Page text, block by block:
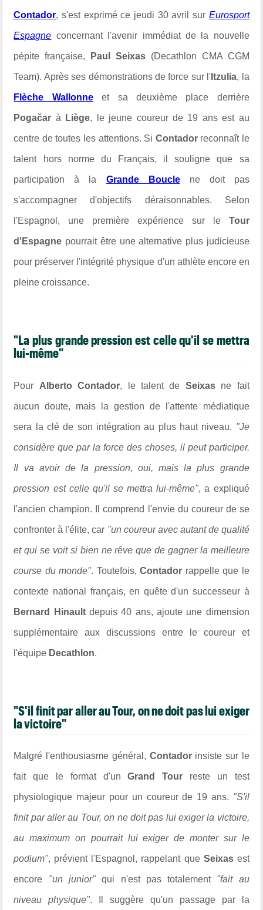
Contador, s'est exprimé ce jeudi 30 avril sur Eurosport
Espagne concernant l'avenir immédiat de la nouvelle
pépite française, Paul Seixas (Decathlon CMA CGM
Team). Après ses démonstrations de force sur l' Itzulia, la
Flèche Wallonneet sa deuxième place derrière
Pogačar à Liège, le jeune coureur de 19 ans est au
centre de toutes les attentions. Si Contador reconnaît le
talent hors norme du Français, il souligne que sa
participation à la Grande Bouclene doit pas
s'accompagner d'objectifs déraisonnables. Selon
l'Espagnol, une première expérience sur le Tour
d'Espagne pourrait être une alternative plus judicieuse
pour préserver l'intégrité physique d'un athlète encore en
pleine croissance.
"La plus grande pression est celle qu'il se mettra
lui-même"
Pour Alberto Contador, le talent de Seixas ne fait
aucun doute, mais la gestion de l'attente médiatique
sera la clé de son intégration au plus haut niveau. "Je
considère que par la force des choses, il peut participer.
Il va avoir de la pression, oui, mais la plus grande
pression est celle qu'il se mettra lui-même", a expliqué
l'ancien champion. Il comprend l'envie du coureur de se
confronter à l'élite, car "un coureur avec autant de qualité
et qui se voit si bien ne rêve que de gagner la meilleure
course du monde". Toutefois,Contador rappelle que le
contexte national français, en quête d'un successeur à
Bernard Hinaultdepuis 40 ans, ajoute une dimension
supplémentaire aux discussions entre le coureur et
l'équipe Decathlon.
"S'il finit par aller au Tour, on ne doit pas lui exiger
la victoire"
Malgré l'enthousiasme général, Contador insiste sur le
fait que le format d'unGrand Tour reste un test
physiologique majeur pour un coureur de 19 ans. "S'il
finit par aller au Tour, on ne doit pas lui exiger la victoire,
au maximum on pourrait lui exiger de monter sur le
podium", prévient l'Espagnol, rappelant que Seixas est
encore "un junior" qui n'est pas totalement "fait au
niveau physique". Il suggère qu'un passage par la